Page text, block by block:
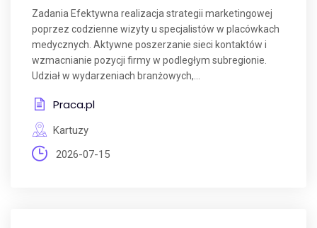
Zadania Efektywna realizacja strategii marketingowej
poprzez codzienne wizyty u specjalistów w placówkach
medycznych. Aktywne poszerzanie sieci kontaktów i
wzmacnianie pozycji firmy w podległym subregionie.
Udział w wydarzeniach branżowych,...
Praca.pl
Kartuzy
2026-07-15